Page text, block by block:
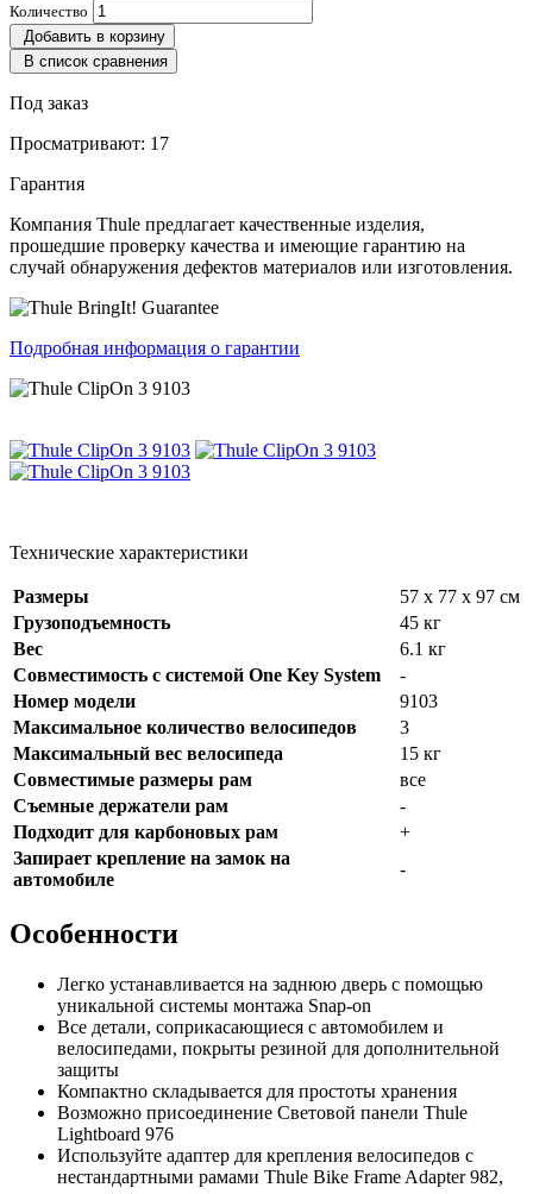
Количество
Добавить в корзину
В список сравнения
Под заказ
Просматривают: 17
Гарантия
Компания Thule предлагает качественные изделия,
прошедшие проверку качества и имеющие гарантию на
случай обнаружения дефектов материалов или изготовления.
Подробная информация о гарантии
Технические характеристики
Размеры
57 x 77 x 97 см
Грузоподъемность
45 кг
Вес
6.1 кг
Совместимость с системой One Key System
-
Номер модели
9103
Максимальное количество велосипедов
3
Максимальный вес велосипеда
15 кг
Совместимые размеры рам
все
Съемные держатели рам
-
Подходит для карбоновых рам
+
Запирает крепление на замок на
автомобиле
-
Особенности
Легко устанавливается на заднюю дверь с помощью
уникальной системы монтажа Snap-on
Все детали, соприкасающиеся с автомобилем и
велосипедами, покрыты резиной для дополнительной
защиты
Компактно складывается для простоты хранения
Возможно присоединение Световой панели Thule
Lightboard 976
Используйте адаптер для крепления велосипедов с
нестандартными рамами Thule Bike Frame Adapter 982,